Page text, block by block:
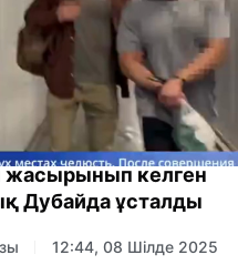
келген
Дубайда ұсталды
12:44, 08 Шілде 2025